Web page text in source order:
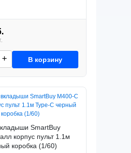
+ В корзину
SmartBuy
корпус пульт 1.1м
коробка (1/60)